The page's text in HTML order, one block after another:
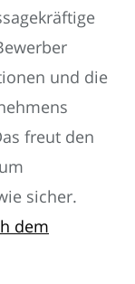
und die
freut den
sicher.
dem